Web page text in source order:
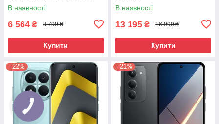
В наявності
6 564 ₴ 8 799 ₴
Купити
В наявності
13 195 ₴ 16 999 ₴
Купити
–22% –21%